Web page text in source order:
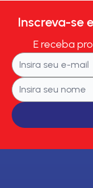
Inscreva-se
E receba